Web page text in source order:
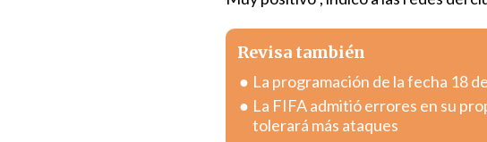
Revisa también
La programación de la fecha 18
La FIFA admitió errores en su
tolerará más ataques